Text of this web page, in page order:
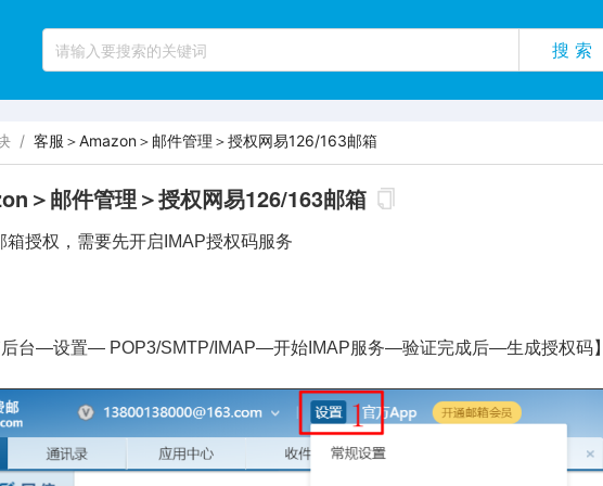
搜 索
/ 客服＞Amazon＞邮件管理＞授权网易126/163邮箱
＞邮件管理＞授权网易126/163邮箱
箱授权，需要先开启IMAP授权码服务
台—设置— POP3/SMTP/IMAP—开始IMAP服务—验证完成后—生成授权码】